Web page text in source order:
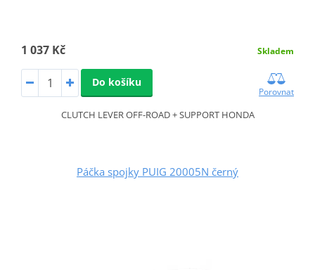
1 037 Kč Skladem
Do košíku
Porovnat
CLUTCH LEVER OFF-ROAD + SUPPORT HONDA
Páčka spojky PUIG 20005N černý